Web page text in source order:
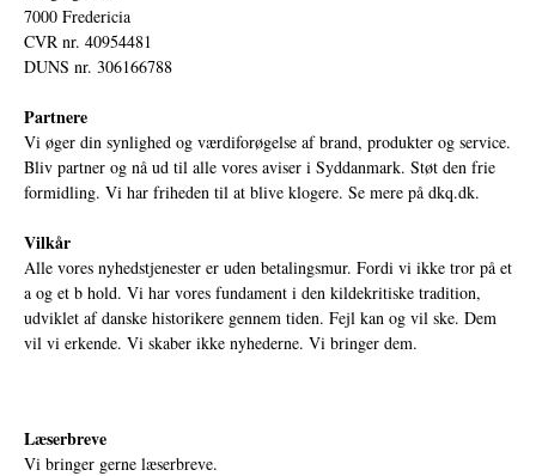
7000 Fredericia
CVR nr. 40954481
DUNS nr. 306166788
Partnere
Vi øger din synlighed og værdiforøgelse af brand, produkter og service.
Bliv partner og nå ud til alle vores aviser i Syddanmark. Støt den frie
formidling. Vi har friheden til at blive klogere. Se mere på dkq.dk.
Vilkår
Alle vores nyhedstjenester er uden betalingsmur. Fordi vi ikke tror på et
a og et b hold. Vi har vores fundament i den kildekritiske tradition,
udviklet af danske historikere gennem tiden. Fejl kan og vil ske. Dem
vil vi erkende. Vi skaber ikke nyhederne. Vi bringer dem.
Læserbreve
Vi bringer gerne læserbreve.